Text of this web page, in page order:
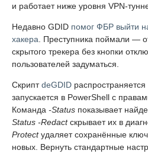
и работает ниже уровня VPN-
Недавно GDID помог ФБР выйти
хакера . Преступника поймали —
скрытого трекера без кнопки
пользователей задуматься.
СкриптdeGDID
запускается в PowerShell с
Команда -Status показывает
Status -Redactскрывает их в
Protectудаляет сохранённые
новых. Вернуть стандартные